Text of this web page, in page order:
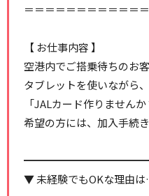
＝＝＝＝＝＝＝＝＝＝＝
【 お仕事内容 】
空港内でご搭乗待ちのお
タブレットを使いながら、
「JALカード作りません
希望の方には、加入手続
━━━━━━━━━━━━
▼ 未経験でもOKな理由